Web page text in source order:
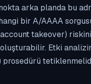
arka planda bu
bir A/AAAA
takeover)
Etki
prosedürü